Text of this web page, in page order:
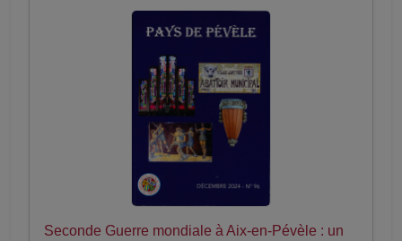
Seconde Guerre mondiale à Aix-en-Pévèle : un